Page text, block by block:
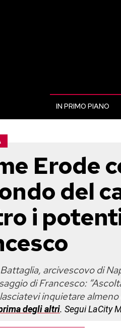
IN PRIMO PIANO
Erode
del
i
arcivescovo di
di Francesco:
inquietare
degli altri. Segui LaCity